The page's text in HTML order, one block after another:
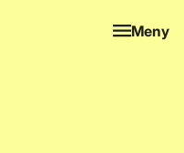
Meny
Meny